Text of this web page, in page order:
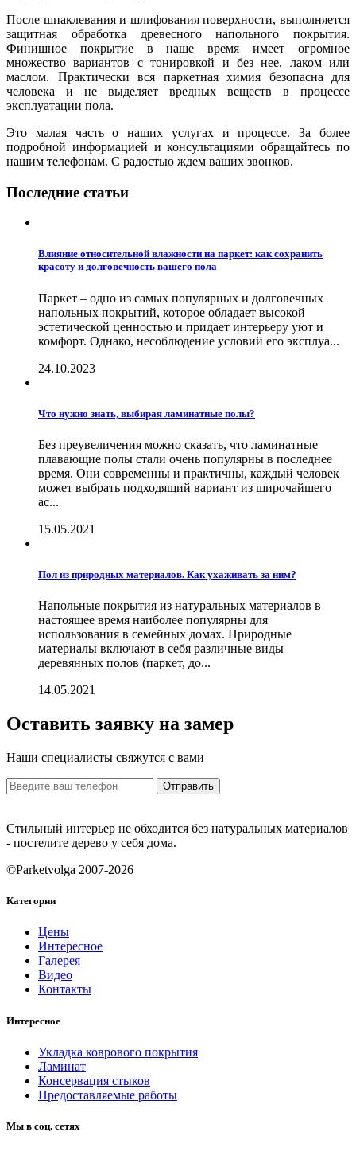
После шпаклевания и шлифования поверхности, выполняется
защитная обработка древесного напольного покрытия.
Финишное покрытие в наше время имеет огромное
множество вариантов с тонировкой и без нее, лаком или
маслом. Практически вся паркетная химия безопасна для
человека и не выделяет вредных веществ в процессе
эксплуатации пола.
Это малая часть о наших услугах и процессе. За более
подробной информацией и консультациями обращайтесь по
нашим телефонам. С радостью ждем ваших звонков.
Последние статьи
Влияние относительной влажности на паркет: как сохранить
красоту и долговечность вашего пола
Паркет – одно из самых популярных и долговечных
напольных покрытий, которое обладает высокой
эстетической ценностью и придает интерьеру уют и
комфорт. Однако, несоблюдение условий его эксплуа...
24.10.2023
Что нужно знать, выбирая ламинатные полы?
Без преувеличения можно сказать, что ламинатные
плавающие полы стали очень популярны в последнее
время. Они современны и практичны, каждый человек
может выбрать подходящий вариант из широчайшего
ас...
15.05.2021
Пол из природных материалов. Как ухаживать за ним?
Напольные покрытия из натуральных материалов в
настоящее время наиболее популярны для
использования в семейных домах. Природные
материалы включают в себя различные виды
деревянных полов (паркет, до...
14.05.2021
Оставить заявку на замер
Наши специалисты свяжутся с вами
Отправить
Стильный интерьер не обходится без натуральных материалов
- постелите дерево у себя дома.
©Parketvolga 2007-2026
Категории
Цены
Интересное
Галерея
Видео
Контакты
Интересное
Укладка коврового покрытия
Ламинат
Консервация стыков
Предоставляемые работы
Мы в соц. сетях